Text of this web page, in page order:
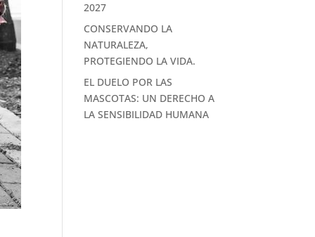
2027
CONSERVANDO LA
NATURALEZA,
PROTEGIENDO LA VIDA.
EL DUELO POR LAS
MASCOTAS: UN DERECHO A
LA SENSIBILIDAD HUMANA